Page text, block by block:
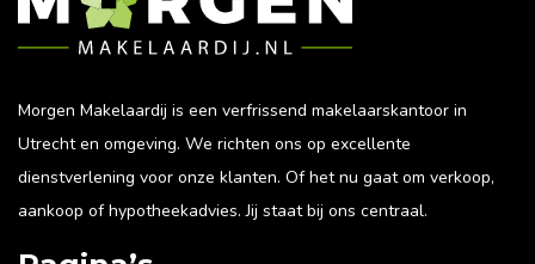
Morgen Makelaardij is een verfrissend makelaarskantoor in
Utrecht en omgeving. We richten ons op excellente
dienstverlening voor onze klanten. Of het nu gaat om verkoop,
aankoop of hypotheekadvies. Jij staat bij ons centraal.